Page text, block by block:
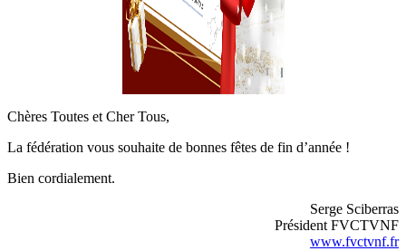
Chères Toutes et Cher Tous,
La fédération vous souhaite de bonnes fêtes de fin d’année !
Bien cordialement.
Serge Sciberras
Président FVCTVNF
www.fvctvnf.fr